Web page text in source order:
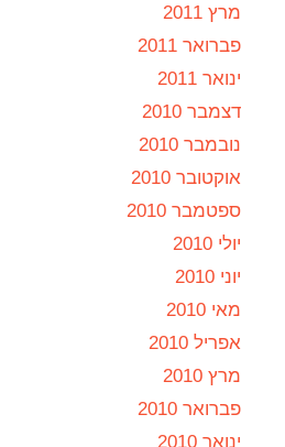
מרץ 2011
פברואר 2011
ינואר 2011
דצמבר 2010
נובמבר 2010
אוקטובר 2010
ספטמבר 2010
יולי 2010
יוני 2010
מאי 2010
אפריל 2010
מרץ 2010
פברואר 2010
ינואר 2010